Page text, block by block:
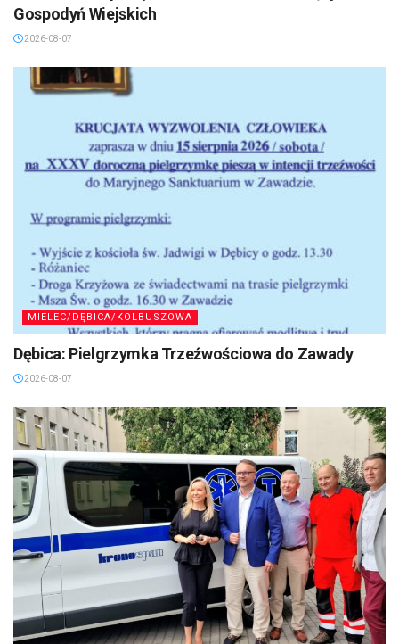
Gospodyń Wiejskich
2026-08-07
MIELEC/DĘBICA/KOLBUSZOWA
Dębica: Pielgrzymka Trzeźwościowa do Zawady
2026-08-07